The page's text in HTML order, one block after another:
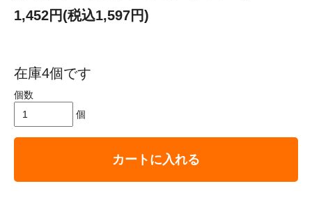
1,452円(税込1,597円)
在庫4個です
個数
個
カートに入れる